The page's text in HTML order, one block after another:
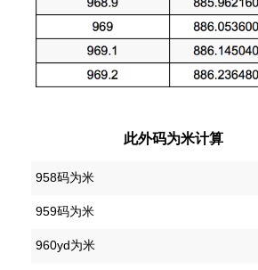
此外码为米计算
958码为米
959码为米
960yd为米